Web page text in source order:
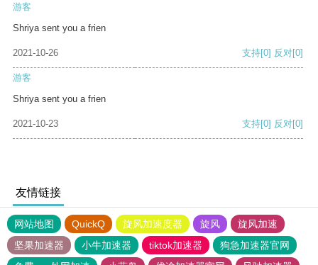
游客
Shriya sent you a frien
2021-10-26 支持[0] 反对[0]
游客
Shriya sent you a frien
2021-10-23 支持[0] 反对[0]
友情链接
网站地图 QuickQ 旋风加速度器 旋风
旋风加速
坚果加速器
小牛加速器 tiktok加速器
狗急加速器官网